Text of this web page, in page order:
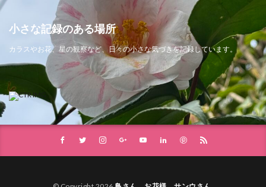
小さな記録のある場所
カラスやお花、星の観察など、日々の小さな気づきを記録しています。